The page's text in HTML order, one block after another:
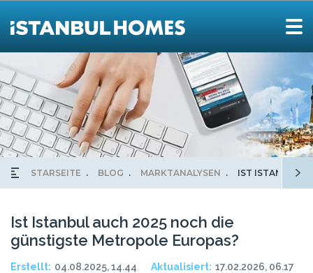
STARSEITE BLOG MARKTANALYSEN IST ISTANBUL
Ist Istanbul auch 2025 noch die
günstigste Metropole Europas?
Erstellt: 04.08.2025, 14.44 Aktualisiert: 17.02.2026, 06.17